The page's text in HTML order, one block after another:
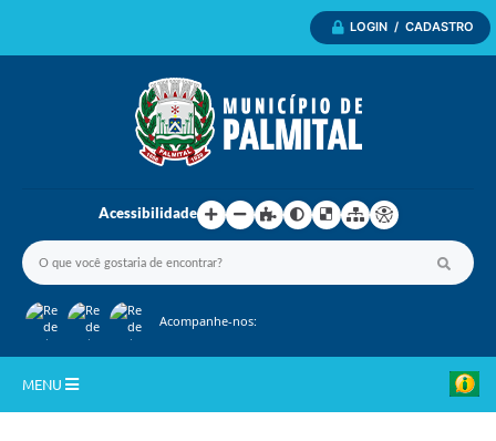
LOGIN / CADASTRO
Acessibilidade
Acompanhe-nos:
MENU